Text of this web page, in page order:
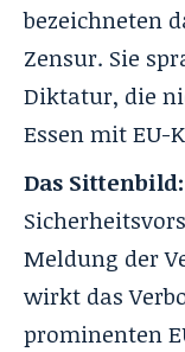
bezeichneten
Zensur. Sie
Diktatur, die
Essen mit
Das Sittenbild:
Meldung der
wirkt das
prominenten